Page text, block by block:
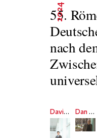
2024
55.
nach
David Dilmaghani Dan Diner